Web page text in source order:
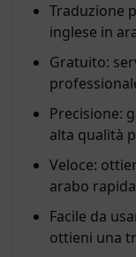
Traduzione
inglese in
Gratuito:
Precisione:
alta qualità
Veloce:
arabo
Facile da
ottieni una